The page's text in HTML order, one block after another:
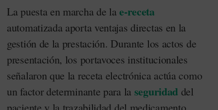
La puesta en marcha de lae-receta
automatizada aporta ventajas directas en la
gestión de la prestación. Durante los actos de
presentación, los portavoces institucionales
señalaron que la receta electrónica actúa como
un factor determinante para la seguridad del